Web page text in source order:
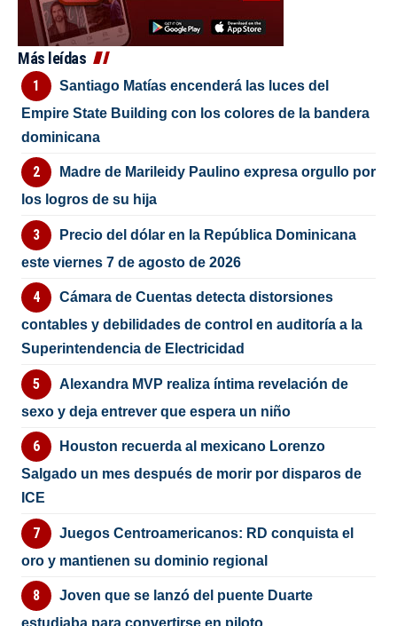
Más leídas
Santiago Matías encenderá las luces del
Empire State Building con los colores de la bandera
dominicana
Madre de Marileidy Paulino expresa orgullo por
los logros de su hija
Precio del dólar en la República Dominicana
este viernes 7 de agosto de 2026
Cámara de Cuentas detecta distorsiones
contables y debilidades de control en auditoría a la
Superintendencia de Electricidad
Alexandra MVP realiza íntima revelación de
sexo y deja entrever que espera un niño
Houston recuerda al mexicano Lorenzo
Salgado un mes después de morir por disparos de
ICE
Juegos Centroamericanos: RD conquista el
oro y mantienen su dominio regional
Joven que se lanzó del puente Duarte